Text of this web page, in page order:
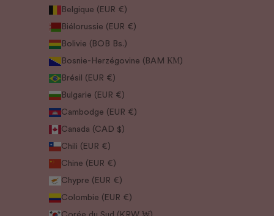
Belgique (EUR €)
Biélorussie (EUR €)
Bolivie (BOB Bs.)
Bosnie-Herzégovine (BAM КМ)
Brésil (EUR €)
Bulgarie (EUR €)
Cambodge (EUR €)
Canada (CAD $)
Chili (EUR €)
Chine (EUR €)
Chypre (EUR €)
Colombie (EUR €)